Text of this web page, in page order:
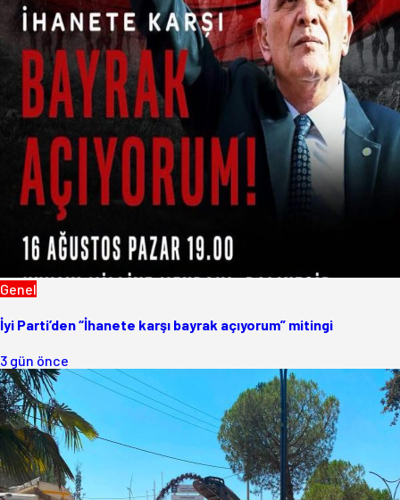
Genel
İyi Parti’den “İhanete karşı bayrak açıyorum” mitingi
3 gün önce